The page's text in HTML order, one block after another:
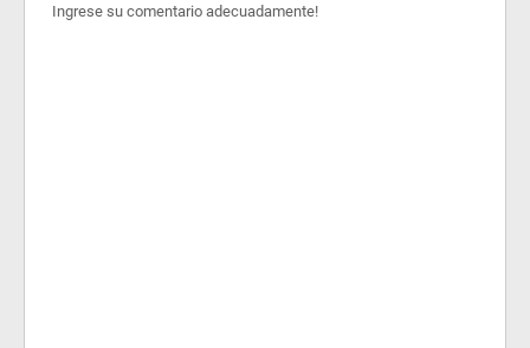
Ingrese su comentario adecuadamente!